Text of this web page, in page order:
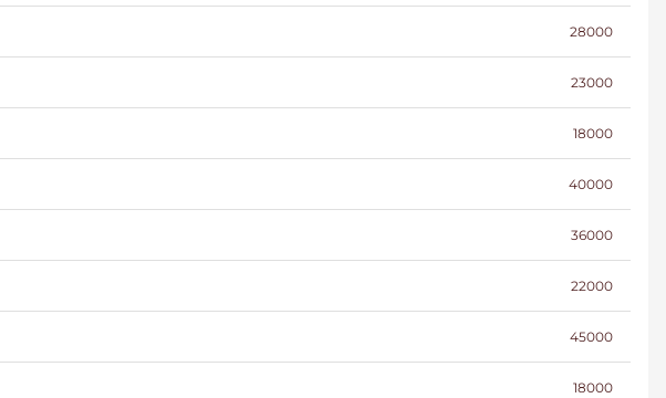
28000
23000
18000
40000
36000
22000
45000
18000